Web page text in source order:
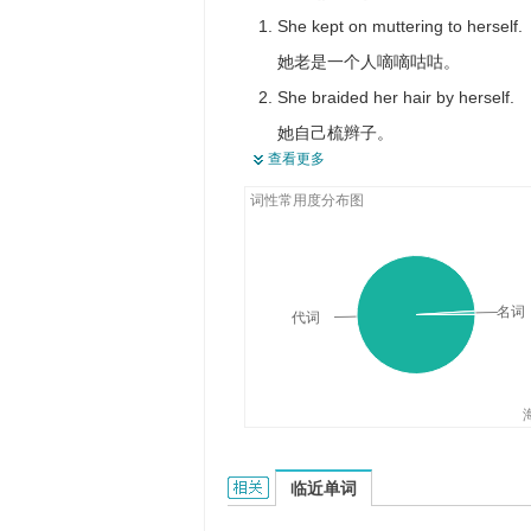
用作准名词，表示"她的正常情况"
She kept on muttering to herself.
她老是一个人嘀嘀咕咕。
She braided her hair by herself.
她自己梳辫子。
After her swim she dried herself
游泳后，她用毛巾擦干身子。
她应该自己做作业。
Mary herself patiently attended
玛丽亲自耐心地护理病人。
查看更多
词性常用度分布图
代词 名词
herself的相关资料：
临近单词